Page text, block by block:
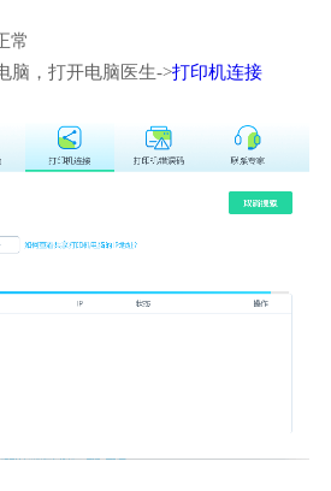
常
脑，打开电脑医生->打印机连接